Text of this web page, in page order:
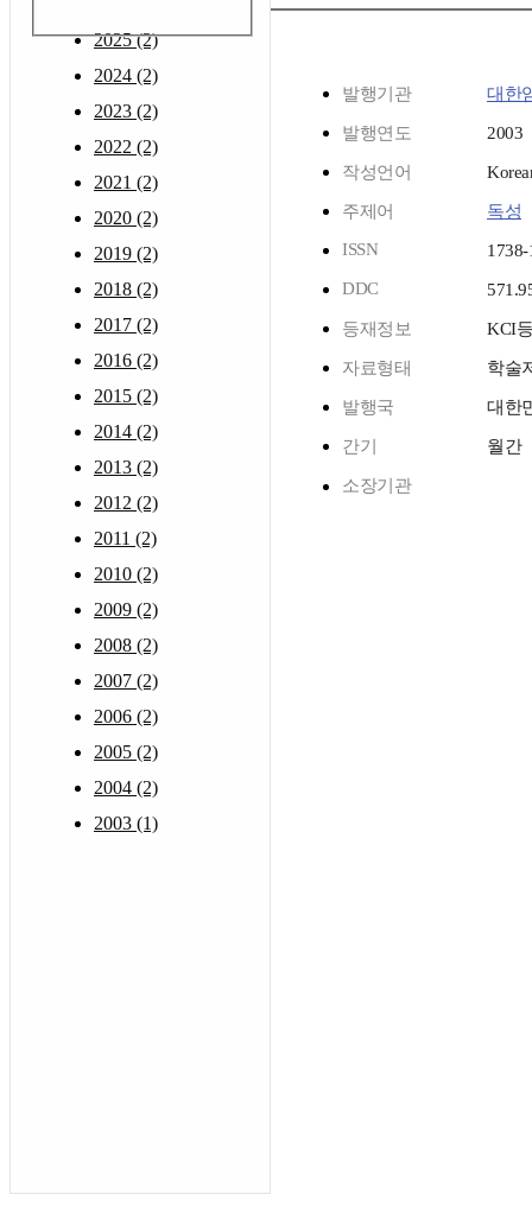
2025 (2)
2024 (2)
2023 (2)
2022 (2)
2021 (2)
2020 (2)
2019 (2)
2018 (2)
2017 (2)
2016 (2)
2015 (2)
2014 (2)
2013 (2)
2012 (2)
2011 (2)
2010 (2)
2009 (2)
2008 (2)
2007 (2)
2006 (2)
2005 (2)
2004 (2)
2003 (1)
발행기관 대한
발행연도 2003
작성언어
주제어
독성
ISSN
1738-
DDC
등재정보 KCI
자료형태 학술
발행국 대한
간기 월간
소장기관